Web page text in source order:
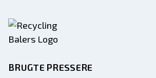
BRUGTE PRESSERE